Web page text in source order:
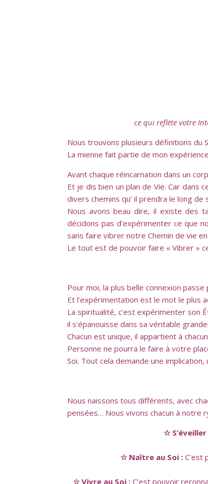
ce qui reflète votre
Nous trouvons plusieurs définitions du
La mienne fait partie de mon
Avant chaque réincarnation dans un
Et je dis bien un plan de Vie. Car dans
divers chemins qu’ il prendra le long
Nous avons beau dire, il existe des
décidons pas d’expérimenter ce que
sans faire vibrer notre Chemin de vie en
Le tout est de pouvoir faire « Vibrer »
Pour moi, la plus belle connexion passe
Et l’expérimentation est le mot le plus
La spiritualité, c’est expérimenter son
il s’épanouisse dans sa véritable
Chacun est unique, il appartient à
Personne ne pourra le faire à votre
Soi. Tout cela demande une
Nous naissons tous différents, avec
pensées… Nous vivons chacun à notre
☆
☆ Naître au Soi :C’est
☆ Vivre au Soi : C’est pouvoir